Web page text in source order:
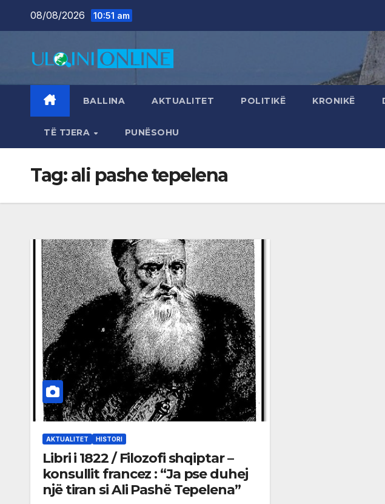
08/08/2026 10:51 am
BALLINA AKTUALITET POLITIKË KRONIKË
TË TJERA PUNËSOHU
Tag:ali pashe tepelena
AKTUALITET HISTORI
Libri i 1822 / Filozofi shqiptar –
konsullit francez : “Ja pse duhej
një tiran si Ali Pashë Tepelena”